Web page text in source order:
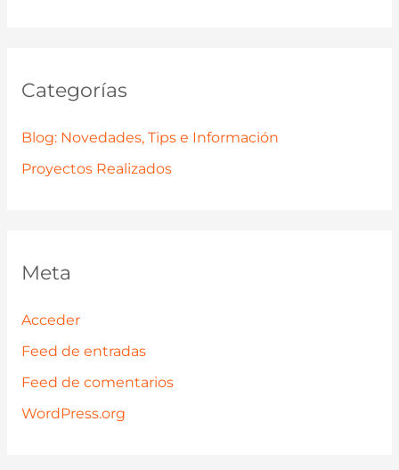
Categorías
Blog: Novedades, Tips e Información
Proyectos Realizados
Meta
Acceder
Feed de entradas
Feed de comentarios
WordPress.org